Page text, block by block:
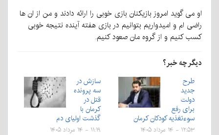
او می گوید امروز بازیکنان بازی خوبی را ارائه دادند و من از ان ها
راضی ام و امیدواریم بتوانیم در بازی هفته آینده نتیجه خوبی
کسب کنیم و از گروه مان صعود کنیم.
دیگر چه خبر؟
طرح
جدید
دولت
برای رفع
سوءتغذیه کودکان کرمان
۱۲:۵۳ - ۱۴ مرداد ۱۴۰۵
سازش در
سه پرونده
قتل در
کرمان با
گذشت اولیای دم
۱۱:۱۹ - ۱۴ مرداد ۱۴۰۵